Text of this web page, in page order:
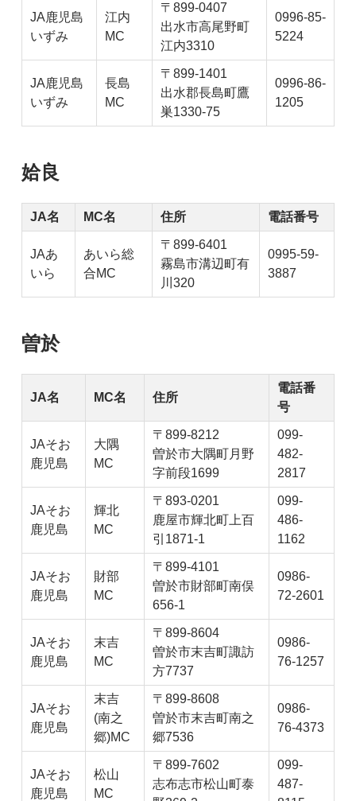
JA鹿児島
いずみ
江内
MC
〒899-0407
出水市高尾野町
江内3310
0996-85-
5224
JA鹿児島
いずみ
長島
MC
〒899-1401
出水郡長島町鷹
巣1330-75
0996-86-
1205
姶良
JA名 MC名 住所 電話番号
JAあ
いら
あいら総
合MC
〒899-6401
霧島市溝辺町有
川320
0995-59-
3887
曽於
JA名 MC名 住所
電話番
号
JAそお
鹿児島
大隅
MC
〒899-8212
曽於市大隅町月野
字前段1699
099-
482-
2817
JAそお
鹿児島
輝北
MC
〒893-0201
鹿屋市輝北町上百
引1871-1
099-
486-
1162
JAそお
鹿児島
財部
MC
〒899-4101
曽於市財部町南俣
656-1
0986-
72-2601
JAそお
鹿児島
末吉
MC
〒899-8604
曽於市末吉町諏訪
方7737
0986-
76-1257
JAそお
鹿児島
末吉
(南之
郷)MC
〒899-8608
曽於市末吉町南之
郷7536
0986-
76-4373
JAそお
鹿児島
松山
MC
〒899-7602
志布志市松山町泰
099-
487-